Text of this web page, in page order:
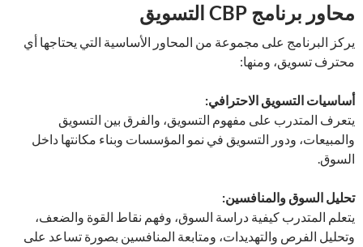
محاور برنامج CBP التسويق
يركز البرنامج على مجموعة من المحاور الأساسية التي يحتاجها أي
محترف تسويق، ومنها:
أساسيات التسويق الاحترافي:
يتعرف المتدرب على مفهوم التسويق، والفرق بين التسويق
والمبيعات، ودور التسويق في نمو المؤسسات وبناء مكانتها داخل
السوق.
تحليل السوق والمنافسين:
يتعلم المتدرب كيفية دراسة السوق، وفهم نقاط القوة والضعف،
وتحليل الفرص والتهديدات، ومتابعة المنافسين بصورة تساعد على